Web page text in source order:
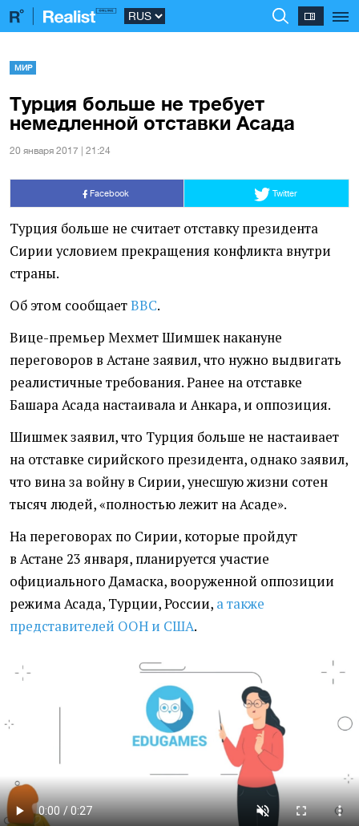
МИР
Турция больше не требует
немедленной отставки Асада
20 января 2017 | 21:24
Facebook Twitter
Турция больше не считает отставку президента
Сирии условием прекращения конфликта внутри
страны.
Об этом сообщаетВВС.
Вице-премьер Мехмет Шимшек накануне
переговоров в Астане заявил, что нужно выдвигать
реалистичные требования. Ранее на отставке
Башара Асада настаивала и Анкара, и оппозиция.
Шишмек заявил, что Турция больше не настаивает
на отставке сирийского президента, однако заявил,
что вина за войну в Сирии, унесшую жизни сотен
тысяч людей, «полностью лежит на Асаде».
На переговорах по Сирии, которые пройдут
в Астане 23 января, планируется участие
официального Дамаска, вооруженной оппозиции
режима Асада, Турции, России, а также
представителей ООН и США.